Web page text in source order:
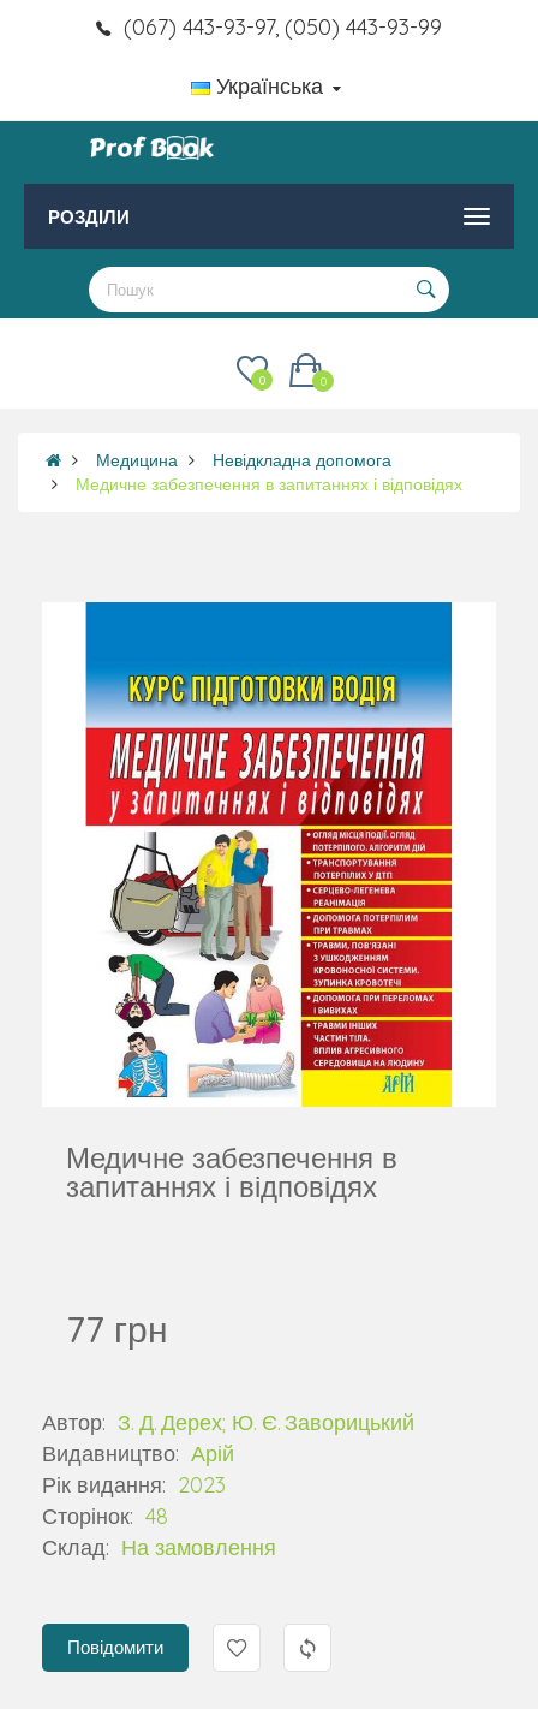
(067) 443-93-97, (050) 443-93-99
Українська
РОЗДІЛИ
0
0
Медицина
Невідкладна допомога
Медичне забезпечення в запитаннях і відповідях
Медичне забезпечення в
запитаннях і відповідях
77 грн
Автор: З. Д. Дерех; Ю. Є. Заворицький
Видавництво: Арій
Рік видання: 2023
Сторінок: 48
Склад: На замовлення
Повідомити